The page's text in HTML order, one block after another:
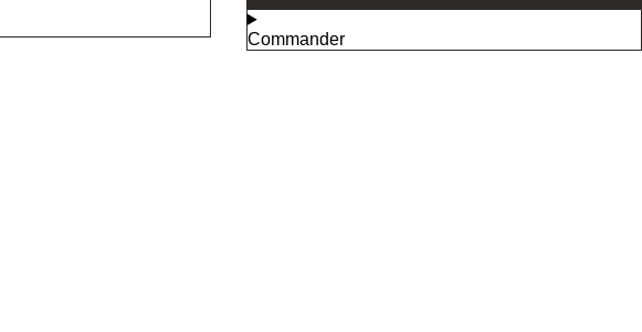
Commander